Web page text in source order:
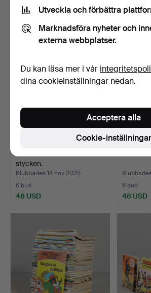
14 bud
111 USD
17 bud
90 USD
stycken.
Klubbades 14 nov 2025
6 bud
48 USD
6 bud
48 USD
Utveckla och förbättra
Marknadsföra nyheter och
externa webbplatser.
Du kan läsa mer i vår
dina cookieinställningar nedan.
Cookie-inställningar
Acceptera alla